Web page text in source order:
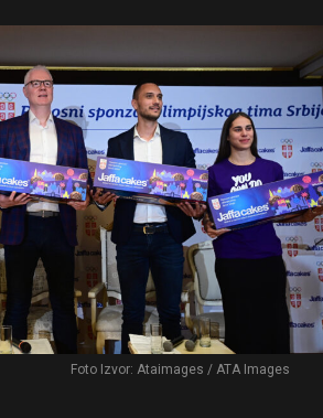
Foto Izvor: Ataimages / ATA Images